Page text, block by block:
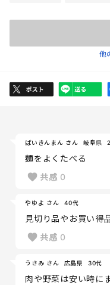
他
ばいきんまん さん 岐阜県
麺をよくたべる
共感 0
やゆよ さん 40代
見切り品やお買い得
共感 0
うさみ さん 広島県 30代
肉や野菜は安い時に